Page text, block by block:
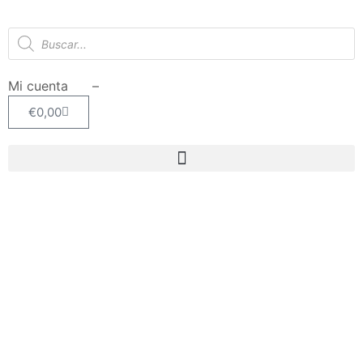
Mi cuenta –
€0,00